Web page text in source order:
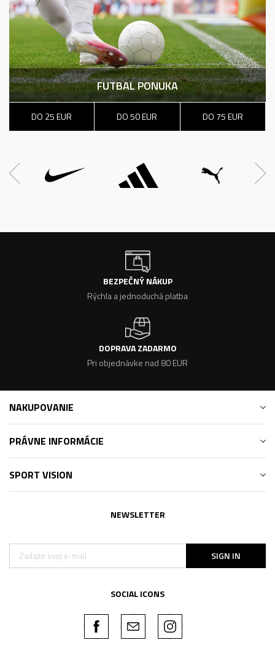
FUTBAL PONUKA
DO 25 EUR DO 50 EUR DO 75 EUR
BEZPEČNÝ NÁKUP
Rýchla a jednoduchá platba
DOPRAVA ZADARMO
Pri objednávke nad 80 EUR
NAKUPOVANIE
PRÁVNE INFORMÁCIE
SPORT VISION
NEWSLETTER
SIGN IN
SOCIAL ICONS